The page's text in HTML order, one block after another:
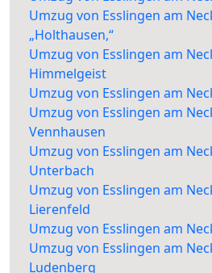
Umzug von Esslingen am
„Holthausen,“
Umzug von Esslingen am
Himmelgeist
Umzug von Esslingen am
Umzug von Esslingen am
Vennhausen
Umzug von Esslingen am
Unterbach
Umzug von Esslingen am
Lierenfeld
Umzug von Esslingen am
Umzug von Esslingen am
Ludenberg